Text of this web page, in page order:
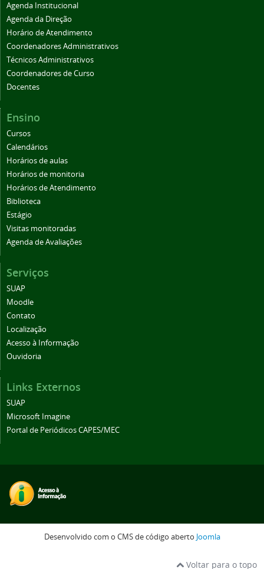
Agenda Institucional
Agenda da Direção
Horário de Atendimento
Coordenadores Administrativos
Técnicos Administrativos
Coordenadores de Curso
Docentes
Ensino
Cursos
Calendários
Horários de aulas
Horários de monitoria
Horários de Atendimento
Biblioteca
Estágio
Visitas monitoradas
Agenda de Avaliações
Serviços
SUAP
Moodle
Contato
Localização
Acesso à Informação
Ouvidoria
Links Externos
SUAP
Microsoft Imagine
Portal de Periódicos CAPES/MEC
Desenvolvido com o CMS de código aberto Joomla
Voltar para o topo